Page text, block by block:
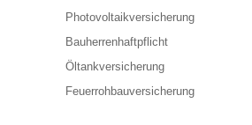
Photovoltaikversicherung
Bauherrenhaftpflicht
Öltankversicherung
Feuerrohbauversicherung